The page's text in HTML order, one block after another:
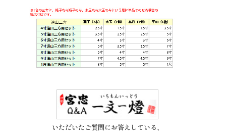
いただいたご質問にお答えしている、